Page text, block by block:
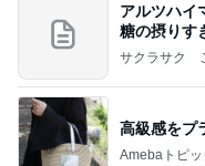
アルツハイ
糖の摂りす
の恐
サクラサク
高級感をプ
Amebaトピッ